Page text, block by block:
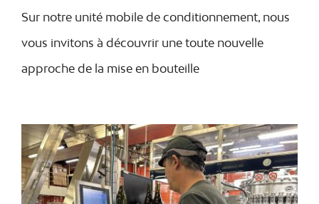
Sur notre unité mobile de conditionnement, nous
vous invitons à découvrir une toute nouvelle
approche de la mise en bouteille